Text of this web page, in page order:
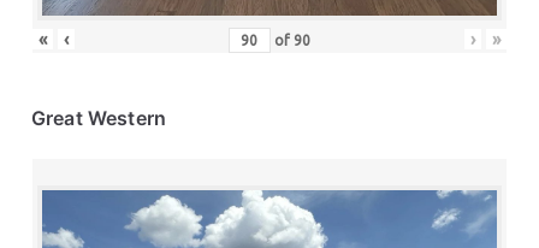
« ‹ of 90 › »
Great Western